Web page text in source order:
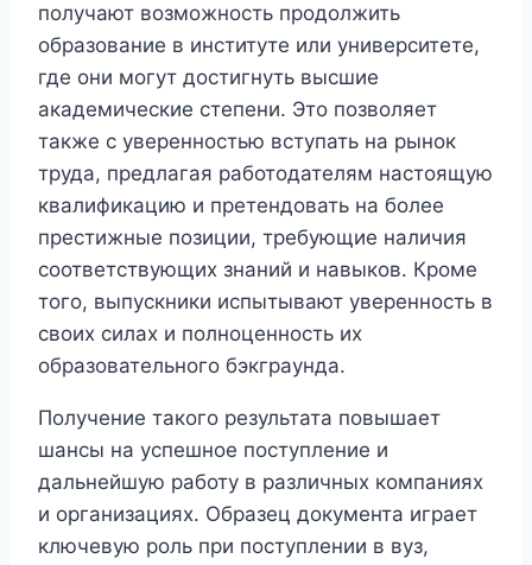
получают возможность продолжить
образование в институте или университете,
где они могут достигнуть высшие
академические степени. Это позволяет
также с уверенностью вступать на рынок
труда, предлагая работодателям настоящую
квалификацию и претендовать на более
престижные позиции, требующие наличия
соответствующих знаний и навыков. Кроме
того, выпускники испытывают уверенность в
своих силах и полноценность их
образовательного бэкграунда.
Получение такого результата повышает
шансы на успешное поступление и
дальнейшую работу в различных компаниях
и организациях. Образец документа играет
ключевую роль при поступлении в вуз,